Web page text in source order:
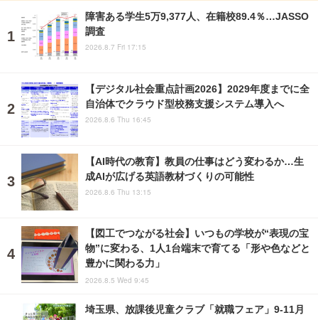
障害ある学生5万9,377人、在籍校89.4％…JASSO
調査
2026.8.7 Fri 17:15
【デジタル社会重点計画2026】2029年度までに全
自治体でクラウド型校務支援システム導入へ
2026.8.6 Thu 16:45
【AI時代の教育】教員の仕事はどう変わるか…生
成AIが広げる英語教材づくりの可能性
2026.8.6 Thu 13:15
【図工でつながる社会】いつもの学校が“表現の宝
物”に変わる、1人1台端末で育てる「形や色などと
豊かに関わる力」
2026.8.5 Wed 9:45
埼玉県、放課後児童クラブ「就職フェア」9-11月